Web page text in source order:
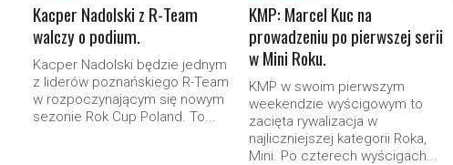
Kacper Nadolski z R-Team
walczy o podium.
Kacper Nadolski będzie jednym
z liderów poznańskiego R-Team
w rozpoczynającym się nowym
sezonie Rok Cup Poland. To...
KMP: Marcel Kuc na
prowadzeniu po pierwszej serii
w Mini Roku.
KMP w swoim pierwszym
weekendzie wyścigowym to
zacięta rywalizacja w
najliczniejszej kategorii Roka,
Mini. Po czterech wyścigach...